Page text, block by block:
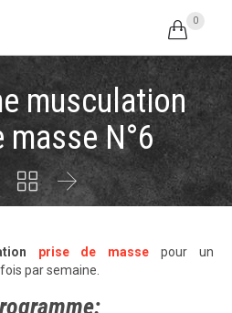
 0
musculation
masse N°6
 
prise de masse pour un
par semaine.